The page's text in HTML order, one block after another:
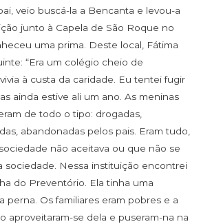
veio buscá-la a Bencanta e levou-a
junto à Capela de São Roque no
uma prima. Deste local, Fátima
“Era um colégio cheio de
à custa da caridade. Eu tentei fugir
ainda estive ali um ano. As meninas
de todo o tipo: drogadas,
abandonadas pelos pais. Eram tudo,
não aceitava ou que não se
sociedade. Nessa instituição encontrei
do Preventório. Ela tinha uma
perna. Os familiares eram pobres e a
aproveitaram-se dela e puseram-na na